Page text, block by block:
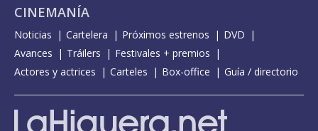
CINEMANÍA
Noticias Cartelera Próximos estrenos
DVD
Avances
Tráilers
Festivales + premios
Actores y actrices
Carteles Box-office Guía / directorio